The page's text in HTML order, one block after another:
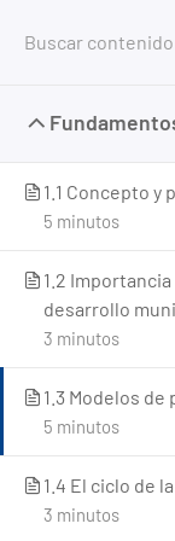
Home
1.1 Concepto
5 minutos
1.2
desarrollo
3 minutos
1.3 Modelos
5 minutos
1.4 El ciclo de
3 minutos